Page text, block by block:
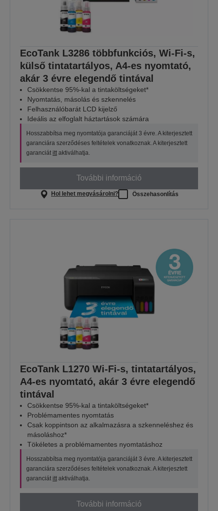
EcoTank L3286 többfunkciós, Wi-Fi-s,
külső tintatartályos, A4-es nyomtató,
akár 3 évre elegendő tintával
Csökkentse 95%-kal a tintaköltségeket*
Nyomtatás, másolás és szkennelés
Felhasználóbarát LCD kijelző
Ideális az elfoglalt háztartások számára
Hosszabbítsa meg nyomtatója garanciáját 3 évre. A kiterjesztett
garanciára szerződéses feltételek vonatkoznak. A kiterjesztett
garanciát itt aktiválhatja.
További információ
Hol lehet megvásárolni? Összehasonlítás
EcoTank L1270 Wi-Fi-s, tintatartályos,
A4-es nyomtató, akár 3 évre elegendő
tintával
Csökkentse 95%-kal a tintaköltségeket*
Problémamentes nyomtatás
Csak koppintson az alkalmazásra a szkenneléshez és
másoláshoz*
Tökéletes a problémamentes nyomtatáshoz
Hosszabbítsa meg nyomtatója garanciáját 3 évre. A kiterjesztett
garanciára szerződéses feltételek vonatkoznak. A kiterjesztett
garanciát itt aktiválhatja.
További információ